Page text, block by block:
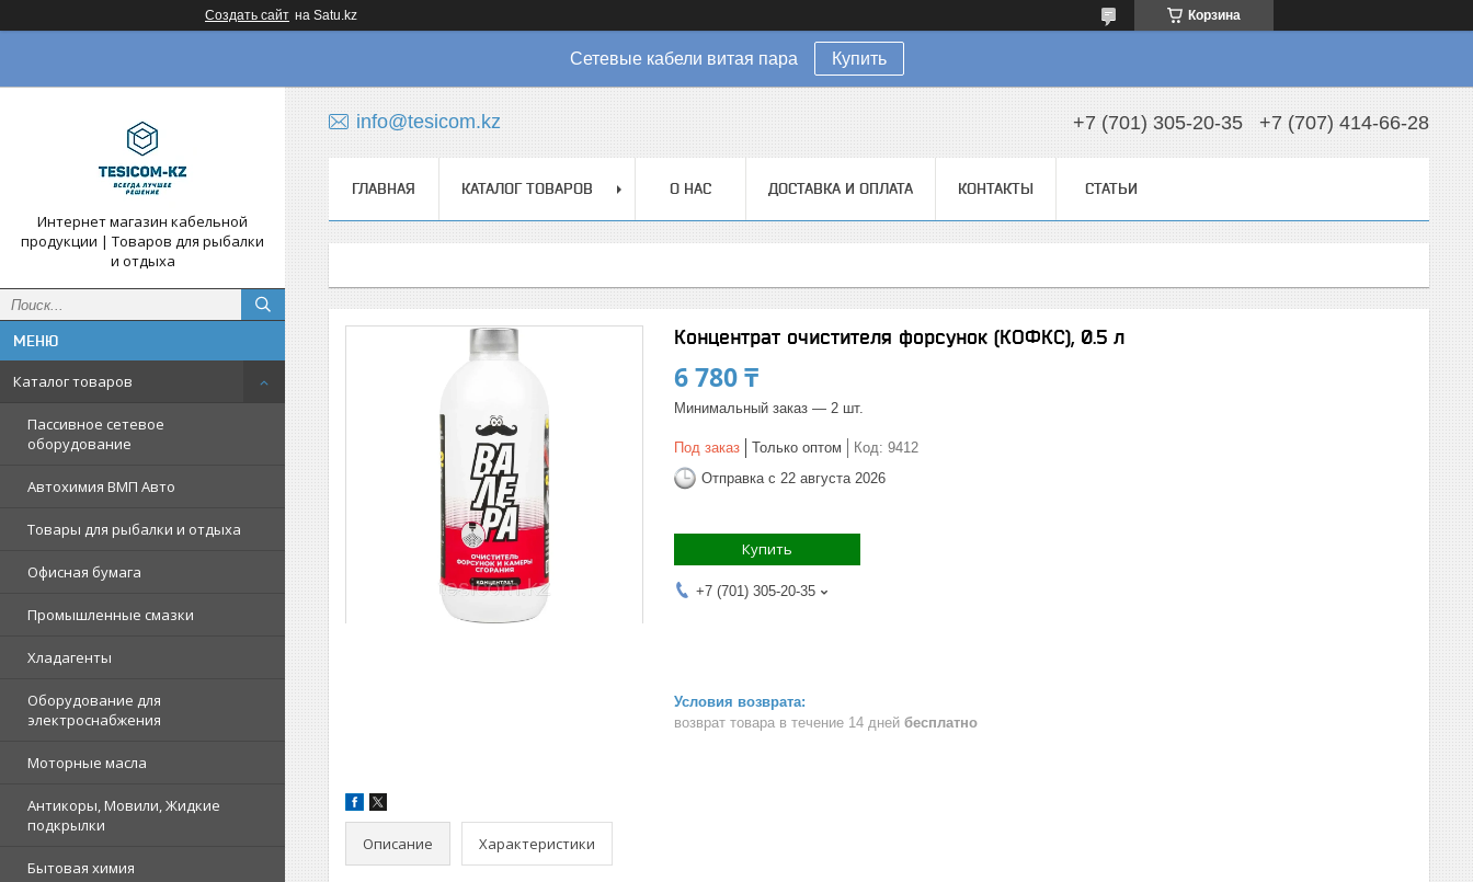
Создать сайт на Satu.kz Корзина
Сетевые кабели витая пара Купить
Интернет магазин кабельной
продукции | Товаров для рыбалки
и отдыха
Каталог товаров
Пассивное сетевое
оборудование
Автохимия ВМП Авто
Товары для рыбалки и отдыха
Офисная бумага
Промышленные смазки
Хладагенты
Оборудование для
электроснабжения
Моторные масла
Антикоры, Мовили, Жидкие
подкрылки
Бытовая химия
info@tesicom.kz +7 (701) 305-20-35 +7 (707) 414-66-28
ГЛАВНАЯ КАТАЛОГ ТОВАРОВ О НАС ДОСТАВКА И ОПЛАТА КОНТАКТЫ СТАТЬИ
Концентрат очистителя форсунок (КОФКС), 0.5 л
6 780 ₸
Минимальный заказ — 2 шт.
Под заказ Только оптом Код: 9412
Отправка с 22 августа 2026
Купить
+7 (701) 305-20-35
возврат товара в течение 14 дней бесплатно
Описание Характеристики